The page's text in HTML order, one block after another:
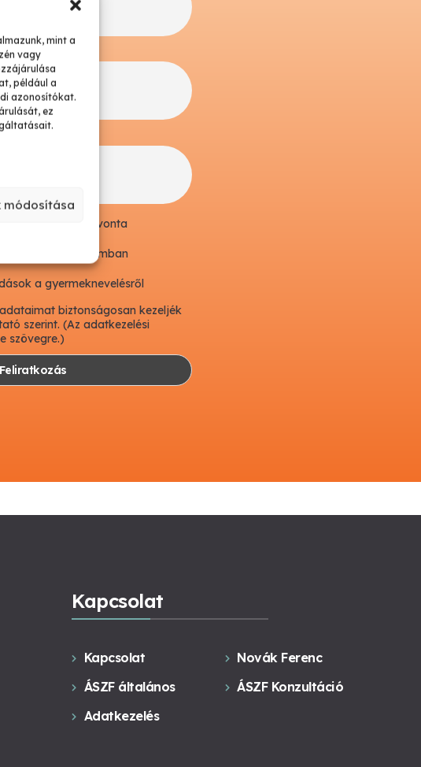
mint a
vagy
például a
azonosítókat.
ez
módosítása
Levelek havonta
szeretnék városomban
a gyermeknevelésről
biztonságosan kezeljék
szerint. (Az adatkezelési
szövegre.)
Kapcsolat
Kapcsolat
Novák Ferenc
ÁSZF általános
ÁSZF Konzultáció
Adatkezelés